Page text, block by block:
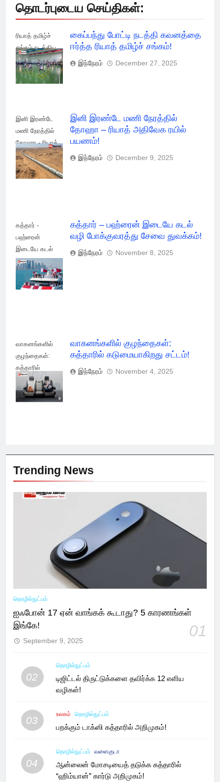
தொடர்புடைய செய்திகள்:
ரியாத் தமிழ்ச்
சங்கம் நடத்திய
கைப்பந்து போட்டி!
கைப்பந்து போட்டி நடத்தி கவனத்தை
ஈர்த்த ரியாத் தமிழ்ச் சங்கம்!
இந்நேரம் December 27, 2025
இனி இரண்டே
மணி நேரத்தில்
தோஹா - ரியாத்
அதிவேக மின்சார
ரயில் பயணம்!
இனி இரண்டே மணி நேரத்தில்
தோஹா – ரியாத் அதிவேக ரயில்
பயணம்!
இந்நேரம் December 9, 2025
கத்தார் -
பஹ்ரைன்
இடையே கடல்
வழி
போக்குவரத்து
சேவை துவக்கம்!
கத்தார் – பஹ்ரைன் இடையே கடல்
வழி போக்குவரத்து சேவை துவக்கம்!
இந்நேரம் November 8, 2025
வாகனங்களில்
குழந்தைகள்:
கத்தாரில்
கடுமையாகிறது
சட்டம்!
வாகனங்களில் குழந்தைகள்:
கத்தாரில் கடுமையாகிறது சட்டம்!
இந்நேரம் November 4, 2025
Trending News
தொழில்நுட்பம்
ஐஃபோன் 17 ஏன் வாங்கக் கூடாது? 5 காரணங்கள்
இங்கே!
01
September 9, 2025
02
தொழில்நுட்பம்
டிஜிட்டல் திருட்டுக்களை தவிர்க்க 12 எளிய
வழிகள்!
03
உலகம் தொழில்நுட்பம்
பறக்கும் டாக்ஸி கத்தாரில் அறிமுகம்!
04
தொழில்நுட்பம் வளைகுடா
ஆன்லைன் மோசடியைத் தடுக்க கத்தாரில்
“ஹிம்யான்” கார்டு அறிமுகம்!